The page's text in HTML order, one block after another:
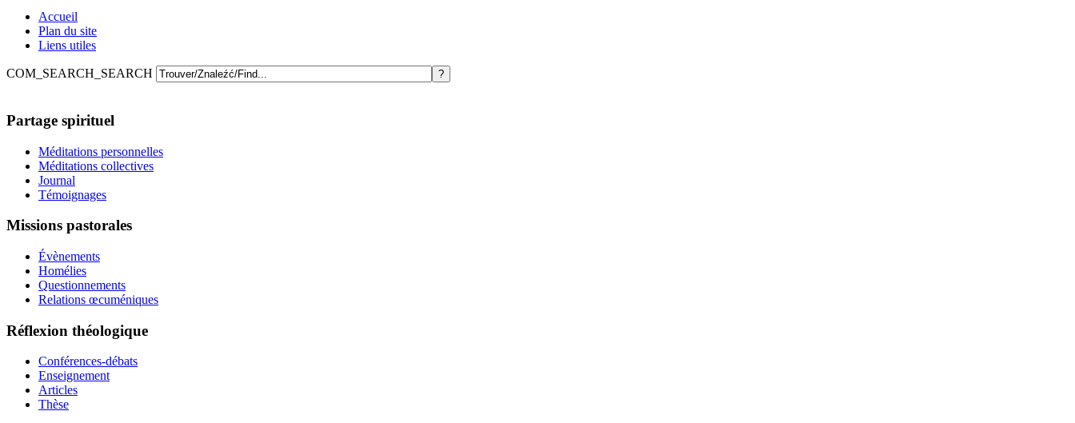
Accueil
Plan du site
Liens utiles
COM_SEARCH_SEARCH
Partage spirituel
Méditations personnelles
Méditations collectives
Journal
Témoignages
Missions pastorales
Évènements
Homélies
Questionnements
Relations œcuméniques
Réflexion théologique
Conférences-débats
Enseignement
Articles
Thèse